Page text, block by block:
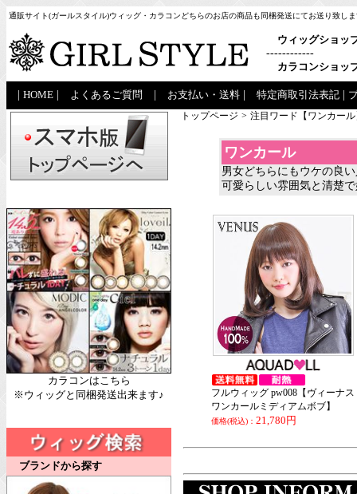
通販サイト(ガールスタイル)ウィッグ・カラコンどちらのお店の商品も同梱発送にてお送り致し
ウィッグショッ
------------
カラコンショッ
HOME よくあるご質問 お支払い・送料 特定商取引法表記
カラコンはこちら
※ウィッグと同梱発送出来ます♪
ブランドから探す
トップページ > 注目ワード【ワンカー
ワンカール
男女どちらにもウケの良
可愛らしい雰囲気と清楚
フルウィッグ pw008【ヴィーナス
ワンカールミディアムボブ】
価格(税込)： 21,780円